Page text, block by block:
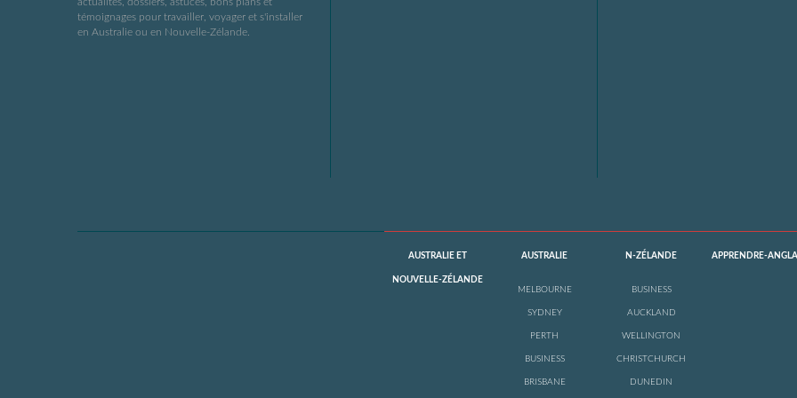
témoignages pour travailler, voyager et s'installer
en Australie ou en Nouvelle-Zélande.
AUSTRALIE ET
NOUVELLE-ZÉLANDE
AUSTRALIE
MELBOURNE
SYDNEY
PERTH
BUSINESS
BRISBANE
N-ZÉLANDE
BUSINESS
AUCKLAND
WELLINGTON
CHRISTCHURCH
DUNEDIN
APPRENDRE-